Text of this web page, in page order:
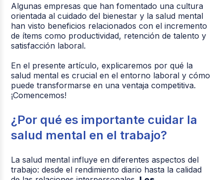
Algunas empresas que han fomentado una cultura
orientada al cuidado del bienestar y la salud mental
han visto beneficios relacionados con el incremento
de ítems como productividad, retención de talento y
satisfacción laboral.
En el presente artículo, explicaremos por qué la
salud mental es crucial en el entorno laboral y cómo
puede transformarse en una ventaja competitiva.
¡Comencemos!
¿Por qué es importante cuidar la
salud mental en el trabajo?
La salud mental influye en diferentes aspectos del
trabajo: desde el rendimiento diario hasta la calidad